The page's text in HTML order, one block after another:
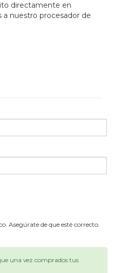
directamente en
a nuestro procesador de
Asegúrate de que esté correcto.
una vez comprados tus